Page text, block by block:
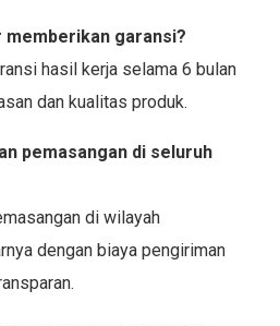
garansi?
hasil kerja selama 6 bulan
dan kualitas produk.
pemasangan di seluruh
di wilayah
dengan biaya pengiriman